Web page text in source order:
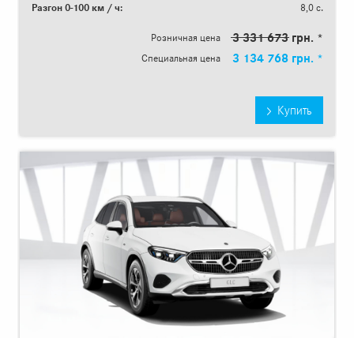
Разгон 0-100 км / ч:
8,0 с.
Розничная цена 3 331 673 грн. *
Специальная цена 3 134 768 грн. *
Купить